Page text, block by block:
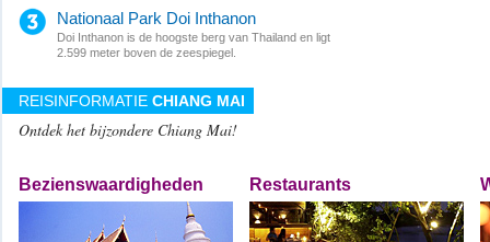
Nationaal Park Doi Inthanon
Doi Inthanon is de hoogste berg van Thailand en ligt
2.599 meter boven de zeespiegel.
REISINFORMATIE CHIANG MAI
Ontdek het bijzondere Chiang Mai!
Bezienswaardigheden Restaurants